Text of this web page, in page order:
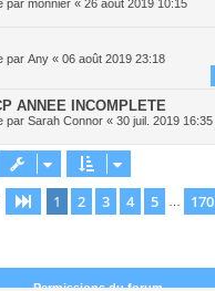
par monnier « 26 août 2019 10:15
par Any « 06 août 2019 23:18
ANNEE INCOMPLETE
par Sarah Connor « 30 juil. 2019 16:35
Page 1sur170
1 2 3 4 5 … 170
Permissions du forum